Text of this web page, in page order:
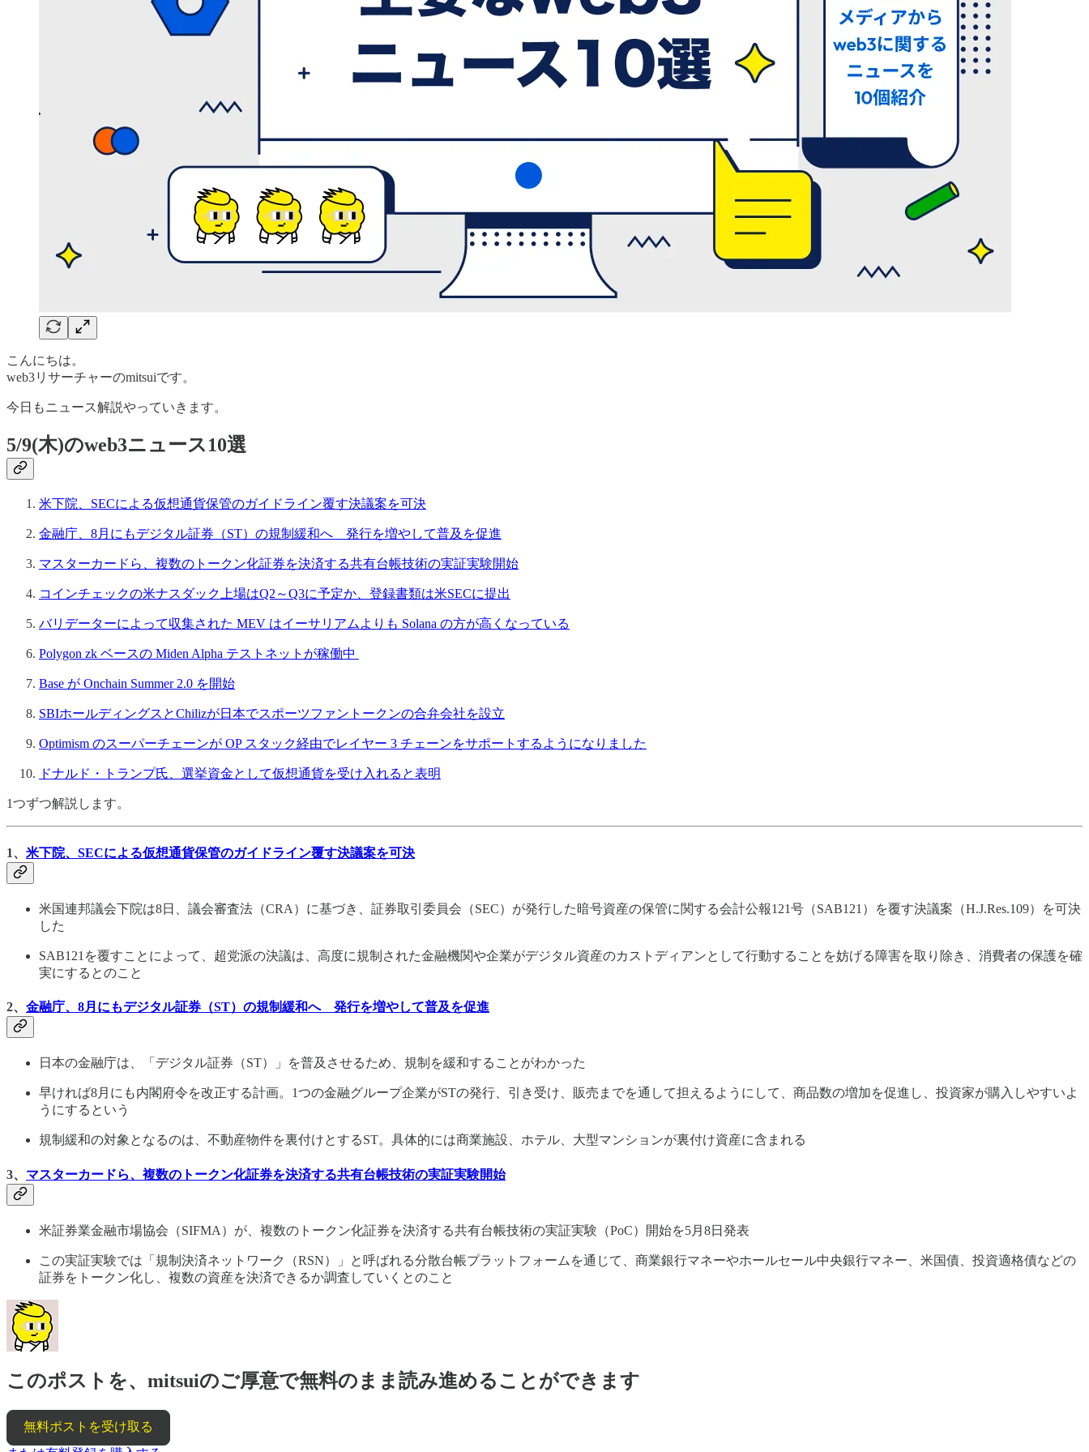
こんにちは。
web3リサーチャーのmitsuiです。
今日もニュース解説やっていきます。
5/9(木)のweb3ニュース10選
米下院、SECによる仮想通貨保管のガイドライン覆す決議案を可決
金融庁、8月にもデジタル証券（ST）の規制緩和へ 発行を増やして普及を促進
マスターカードら、複数のトークン化証券を決済する共有台帳技術の実証実験開始
コインチェックの米ナスダック上場はQ2～Q3に予定か、登録書類は米SECに提出
バリデーターによって収集された MEV はイーサリアムよりも Solana の方が高くなっている
Polygon zk ベースの Miden Alpha テストネットが稼働中
Base が Onchain Summer 2.0 を開始
SBIホールディングスとChilizが日本でスポーツファントークンの合弁会社を設立
Optimism のスーパーチェーンが OP スタック経由でレイヤー 3 チェーンをサポートするようになりました
ドナルド・トランプ氏、選挙資金として仮想通貨を受け入れると表明
1つずつ解説します。
1、 米下院、SECによる仮想通貨保管のガイドライン覆す決議案を可決
米国連邦議会下院は8日、議会審査法（CRA）に基づき、証券取引委員会（SEC）が発行した暗号資産の保管に関する会計公報121号（SAB121）を覆す決議案（H.J.Res.109）を可決
した
SAB121を覆すことによって、超党派の決議は、高度に規制された金融機関や企業がデジタル資産のカストディアンとして行動することを妨げる障害を取り除き、消費者の保護を確
実にするとのこと
2、 金融庁、8月にもデジタル証券（ST）の規制緩和へ 発行を増やして普及を促進
日本の金融庁は、「デジタル証券（ST）」を普及させるため、規制を緩和することがわかった
早ければ8月にも内閣府令を改正する計画。1つの金融グループ企業がSTの発行、引き受け、販売までを通して担えるようにして、商品数の増加を促進し、投資家が購入しやすいよ
うにするという
規制緩和の対象となるのは、不動産物件を裏付けとするST。具体的には商業施設、ホテル、大型マンションが裏付け資産に含まれる
3、 マスターカードら、複数のトークン化証券を決済する共有台帳技術の実証実験開始
米証券業金融市場協会（SIFMA）が、複数のトークン化証券を決済する共有台帳技術の実証実験（PoC）開始を5月8日発表
この実証実験では「規制決済ネットワーク（RSN）」と呼ばれる分散台帳プラットフォームを通じて、商業銀行マネーやホールセール中央銀行マネー、米国債、投資適格債などの
証券をトークン化し、複数の資産を決済できるか調査していくとのこと
このポストを、mitsuiのご厚意で無料のまま読み進めることができます
無料ポストを受け取る